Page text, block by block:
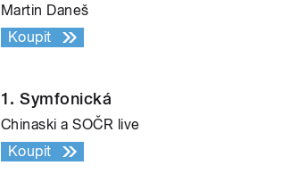
Martin Daneš
Koupit
1. Symfonická
Chinaski a SOČR live
Koupit